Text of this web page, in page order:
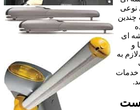
نوعی
چندین
ای
و
به
خدمات